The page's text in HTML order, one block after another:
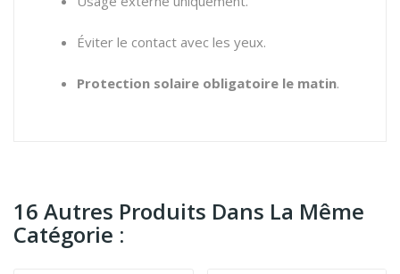
Éviter le contact avec les yeux.
Protection solaire obligatoire le matin.
16 Autres Produits Dans La Même
Catégorie :